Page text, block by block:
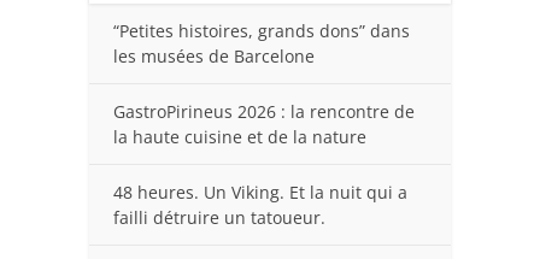
“Petites histoires, grands dons” dans
les musées de Barcelone
GastroPirineus 2026 : la rencontre de
la haute cuisine et de la nature
48 heures. Un Viking. Et la nuit qui a
failli détruire un tatoueur.